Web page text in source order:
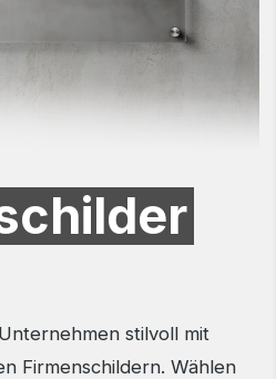
stilvoll mit
Firmenschildern. Wählen